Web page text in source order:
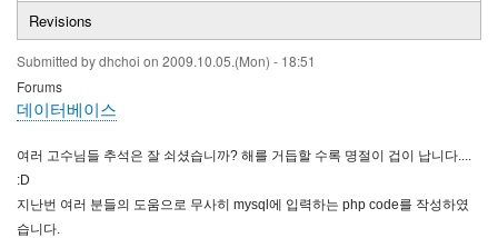
tabs
tab)
Revisions
Submitted bydhchoi on 2009.10.05.(Mon) - 18:51
Forums
데이터베이스
여러 고수님들 추석은 잘 쇠셨습니까? 해를 거듭할 수록 명절이 겁이 납니다....
:D
지난번 여러 분들의 도움으로 무사히 mysql에 입력하는 php code를 작성하였
습니다.